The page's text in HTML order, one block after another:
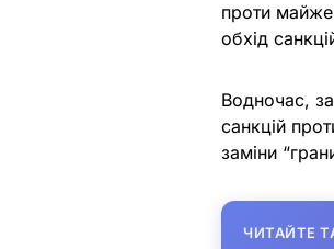
проти майже
обхід
Водночас,
санкцій
заміни
ЧИТАЙТЕ